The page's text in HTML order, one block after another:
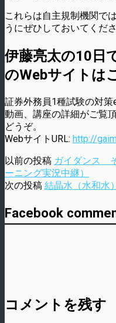
これらは自主規制機関で
うにぜひしておいてくださ
伊藤亮太の10日
のWebサイトは
証券外務員1種試験の対
動画、講座の詳細がご覧
どうぞ。
WebサイトURL: http://
以前の投稿 ガイダンス
ーニング実況中継）
次の投稿 結晶水（水和水
Facebook
コメントを残す